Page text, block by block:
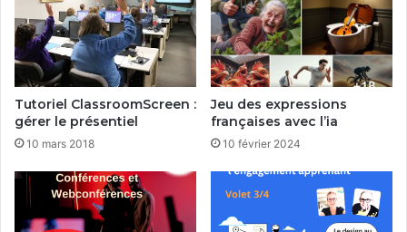
Tutoriel ClassroomScreen :
gérer le présentiel
10 mars 2018
Jeu des expressions
françaises avec l’ia
10 février 2024